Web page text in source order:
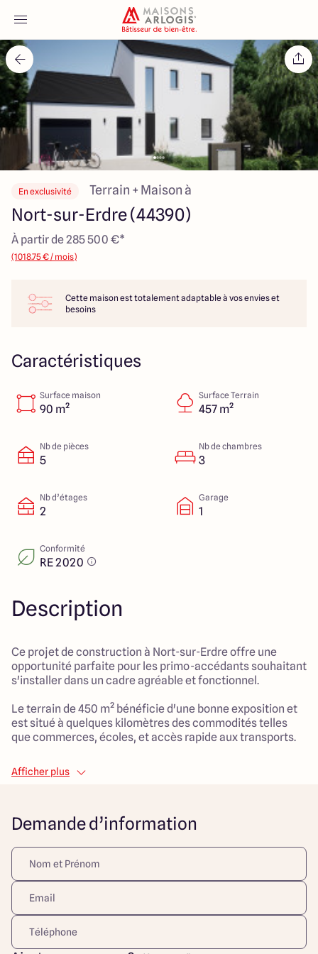
Accueil
Nos maisons
Nos annonces
Votre projet
Qui sommes-nous
Maisons ARLOGIS Nantes
4.7 4.7
En exclusivité Terrain + Maison à
Nort-sur-Erdre (44390)
À partir de 285 500 €*
(1018.75 € / mois)
Cette maison est totalement adaptable à vos envies et
besoins
Caractéristiques
Surface maison
90 m²
Surface Terrain
457 m²
Nb de pièces
5
Nb de chambres
3
Nb d’étages
2
Garage
1
Conformité
RE 2020
Description
Ce projet de construction à Nort-sur-Erdre offre une
opportunité parfaite pour les primo-accédants souhaitant
s'installer dans un cadre agréable et fonctionnel.
Le terrain de 450 m² bénéficie d'une bonne exposition et
est situé à quelques kilomètres des commodités telles
que commerces, écoles, et accès rapide aux transports.
La maison, conçue selon un style traditionnel, propose 90
m² de surface habitable, idéalement agencés. Avec un
ainsi tout l'espace nécessaire pour une famille.
pratique pour le rangement et l'accès direct à votre
domicile.
Ce projet est une occasion unique de construire un foyer
adapté à vos besoins. Ne manquez pas cette offre qui
combine fonctionnalité, qualité et accessibilité financière
dans un secteur paisible de La Bricaudière.
Afficher plus
Demande d’information